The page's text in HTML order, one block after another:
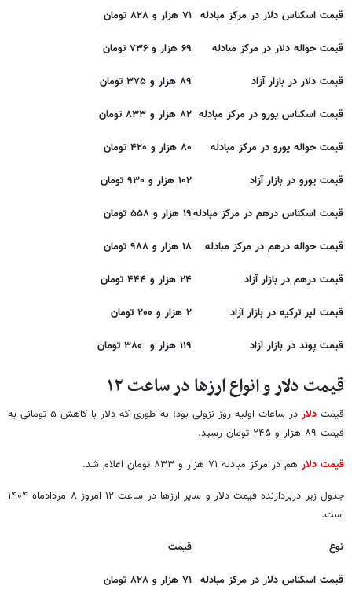
قیمت اسکناس دلار در مرکز مبادله ۷۱ هزار و ۸۲۸ تومان
قیمت حواله دلار در مرکز مبادله ۶۹ هزار و ۷۳۶ تومان
قیمت دلار در بازار آزاد ۸۹ هزار و ۳۷۵ تومان
قیمت اسکناس یورو در مرکز مبادله ۸۲ هزار و ۸۳۳ تومان
قیمت حواله یورو در مرکز مبادله ۸۰ هزار و ۴۲۰ تومان
قیمت یورو در بازار آزاد ۱۰۲ هزار و ۹۳۰ تومان
قیمت اسکناس درهم در مرکز مبادله۱۹ هزار و ۵۵۸ تومان
قیمت حواله درهم در مرکز مبادله ۱۸ هزار و ۹۸۸ تومان
قیمت درهم در بازار آزاد ۲۴ هزار و ۴۴۴ تومان
قیمت لیر ترکیه در بازار آزاد ۲ هزار و ۲۰۰ تومان
قیمت پوند در بازار آزاد ۱۱۹ هزار و ۳۸۰ تومان
قیمت دلار و انواع ارزها در ساعت ۱۲
قیمت‌دلار
در ساعات اولیه روز نزولی بود؛ به طوری که دلار با کاهش ۵ تومانی به
قیمت ۸۹ هزار و ۲۴۵ تومان رسید.
قیمت دلار هم در مرکز مبادله ۷۱ هزار و ۸۳۳ تومان اعلام شد.
جدول زیر دربردارنده قیمت دلار و سایر ارزها در ساعت ۱۲ امروز ۸ مردادماه ۱۴۰۴
است.
نوع قیمت
قیمت اسکناس دلار در مرکز مبادله ۷۱ هزار و ۸۲۸ تومان